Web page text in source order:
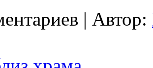
| Автор: